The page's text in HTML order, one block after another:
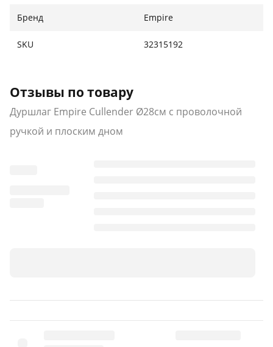
Бренд Empire
SKU 32315192
Отзывы по товару
Дуршлаг Empire Cullender Ø28см с проволочной
ручкой и плоским дном